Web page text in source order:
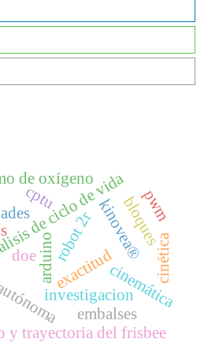
investigacion
arduino
de ciclo de vida
cptu
exactitud
de oxígeno
y trayectoria del frisbee
kinovea®
cinemática
cinética
bloques
doe robot 2r
pwm
embalses